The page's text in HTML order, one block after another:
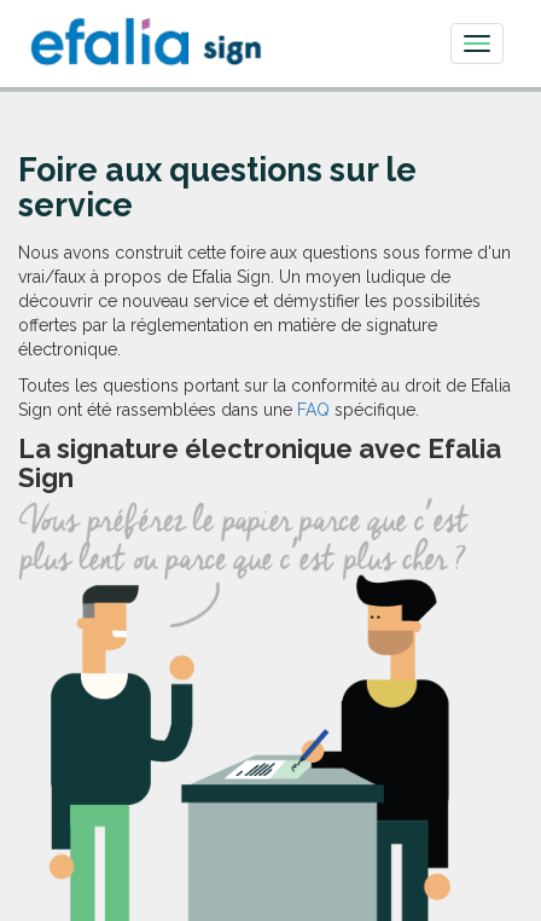
Toggle
Foire aux questions sur le
service
Nous avons construit cette foire aux questions sous forme d'un
vrai/faux à propos de Efalia Sign. Un moyen ludique de
découvrir ce nouveau service et démystifier les possibilités
offertes par la réglementation en matière de signature
électronique.
Toutes les questions portant sur la conformité au droit de Efalia
Sign ont été rassemblées dans une FAQ spécifique.
La signature électronique avec Efalia
Sign